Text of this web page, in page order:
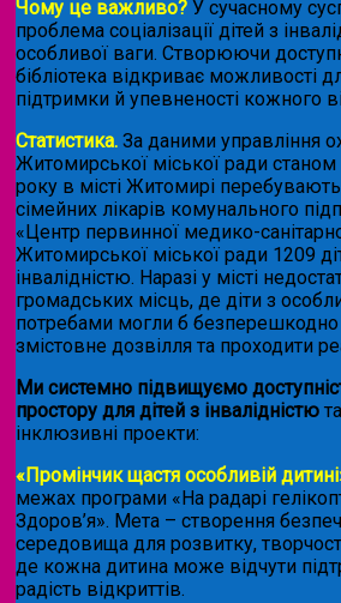
Чому це важливо? У сучасному
проблема соціалізації дітей з
особливої ваги. Створюючи
бібліотека відкриває можливості
підтримки й упевненості кожного
Статистика. За даними управління
Житомирської міської ради станом
року в місті Житомирі перебувають
сімейних лікарів комунального
«Центр первинної медико-
Житомирської міської ради 1209
інвалідністю. Наразі у місті
громадських місць, де діти з
потребами могли б
змістовне дозвілля та проходити
Ми системно підвищуємо
простору для дітей з інвалідністю
інклюзивні проекти:
«Промінчик щастя особливій
межах програми «На радарі
Здоров’я». Мета – створення
середовища для розвитку,
де кожна дитина може відчути
радість відкриттів.